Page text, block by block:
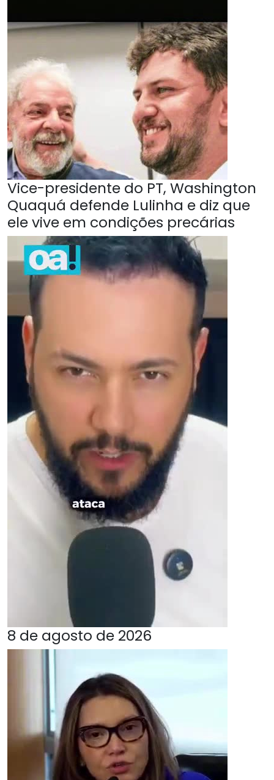
Vice-presidente do PT, Washington
Quaquá defende Lulinha e diz que
ele vive em condições precárias
8 de agosto de 2026